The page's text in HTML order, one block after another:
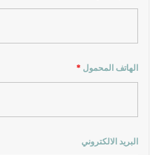
الهاتف المحمول*
البريد الالكتروني